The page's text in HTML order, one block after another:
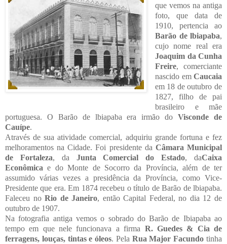
que vemos na antiga
foto, que data de
1910, pertencia ao
Barão de lbiapaba,
cujo nome real era
Joaquim da Cunha
Freire, comerciante
nascido em Caucaia
em 18 de outubro de
1827, filho de pai
brasileiro e mãe
portuguesa. O Barão de lbiapaba era irmão doVisconde de
Cauípe.
Através de sua atividade comercial, adquiriu grande fortuna e fez
melhoramentos na Cidade. Foi presidente da Câmara Municipal
de Fortaleza, da Junta Comercial do Estado, daCaixa
Econômica e do Monte de Socorro da Província, além de ter
assumido várias vezes a presidência da Província, como Vice-
Presidente que era. Em 1874 recebeu o título de Barão de lbiapaba.
Faleceu noRio de Janeiro, então Capital Federal, no dia 12 de
outubro de 1907.
Na fotografia antiga vemos o sobrado do Barão de Ibiapaba ao
tempo em que nele funcionava a firma R. Guedes & Ciade
ferragens, louças, tintas e óleos. Pela Rua Major Facundo tinha